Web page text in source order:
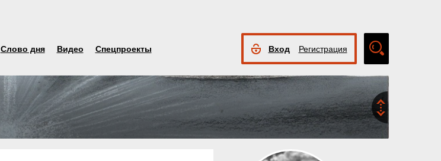
Слово дня Видео Спецпроекты Вход Регистрация
поиск